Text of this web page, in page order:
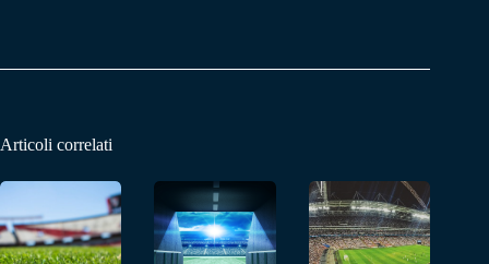
Articoli correlati